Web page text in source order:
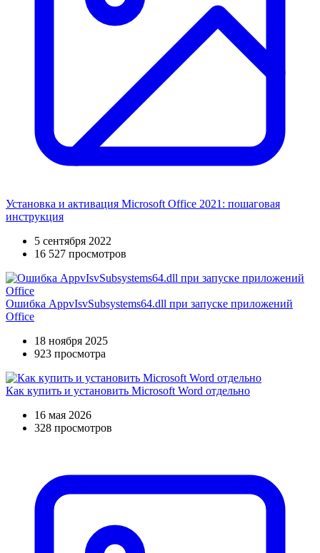
Установка и активация Microsoft Office 2021: пошаговая
инструкция
5 сентября 2022
16 527 просмотров
Ошибка AppvIsvSubsystems64.dll при запуске приложений
Office
18 ноября 2025
923 просмотра
Как купить и установить Microsoft Word отдельно
16 мая 2026
328 просмотров